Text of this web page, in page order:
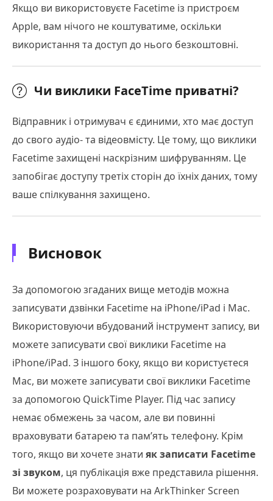
Якщо ви використовуєте Facetime із пристроєм
Apple, вам нічого не коштуватиме, оскільки
використання та доступ до нього безкоштовні.
Чи виклики FaceTime приватні?
Відправник і отримувач є єдиними, хто має доступ
до свого аудіо- та відеовмісту. Це тому, що виклики
Facetime захищені наскрізним шифруванням. Це
запобігає доступу третіх сторін до їхніх даних, тому
ваше спілкування захищено.
Висновок
За допомогою згаданих вище методів можна
записувати дзвінки Facetime на iPhone/iPad і Mac.
Використовуючи вбудований інструмент запису, ви
можете записувати свої виклики Facetime на
iPhone/iPad. З іншого боку, якщо ви користуєтеся
Mac, ви можете записувати свої виклики Facetime
за допомогою QuickTime Player. Під час запису
немає обмежень за часом, але ви повинні
враховувати батарею та пам’ять телефону. Крім
того, якщо ви хочете знати як записати Facetime
зі звуком, ця публікація вже представила рішення.
Ви можете розраховувати на ArkThinker Screen